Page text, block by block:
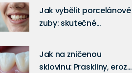
Jak vybělit porcelánové
zuby: skutečné
opravdu
Jak na zničenou
sklovinu: Praskliny, eroze